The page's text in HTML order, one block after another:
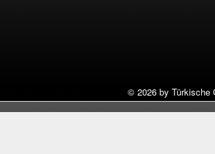
© 2026 by Türkische